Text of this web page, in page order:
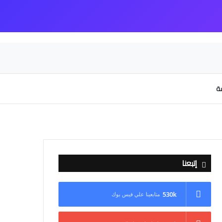
إتبعنا
530k متابعينا علي فيس بوك